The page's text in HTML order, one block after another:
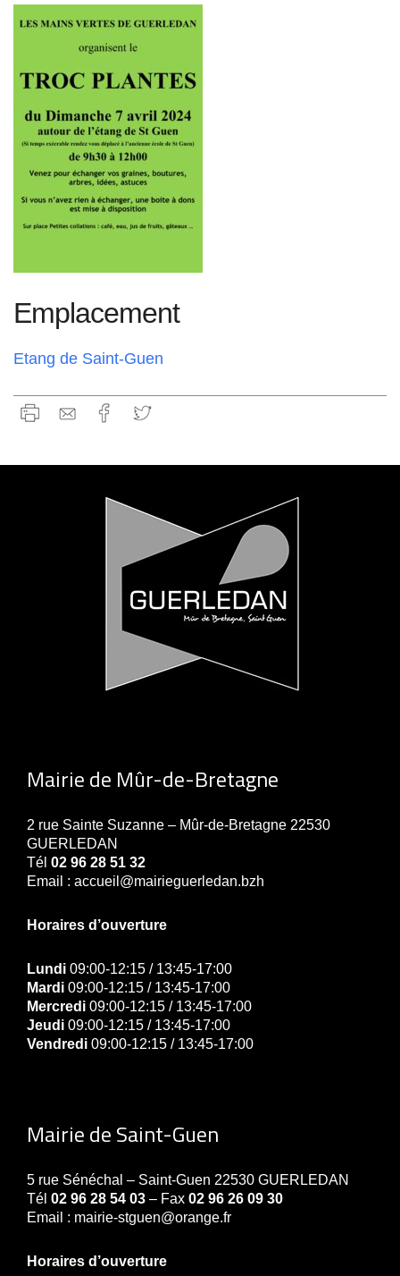
Emplacement
Etang de Saint-Guen
Mairie de Mûr-de-Bretagne
2 rue Sainte Suzanne – Mûr-de-Bretagne 22530
GUERLEDAN
Tél 02 96 28 51 32
Email : accueil@mairieguerledan.bzh
Horaires d’ouverture
Lundi 09:00-12:15 / 13:45-17:00
Mardi 09:00-12:15 / 13:45-17:00
Mercredi 09:00-12:15 / 13:45-17:00
Jeudi 09:00-12:15 / 13:45-17:00
Vendredi 09:00-12:15 / 13:45-17:00
Mairie de Saint-Guen
5 rue Sénéchal – Saint-Guen 22530 GUERLEDAN
Tél 02 96 28 54 03 – Fax 02 96 26 09 30
Email : mairie-stguen@orange.fr
Horaires d’ouverture